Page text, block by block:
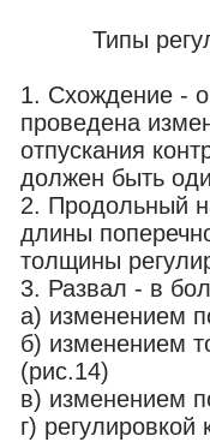
Типы
1. Схождение -
проведена
отпускания
должен быть
2. Продольный
длины
толщины
3. Развал - в
а) изменением
б) изменением
(рис.14)
в) изменением
г) регулировкой